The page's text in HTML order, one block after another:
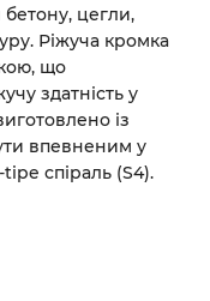
цегли,
Ріжуча кромка
що
здатність у
із
впевненим у
tipe спіраль (S4).